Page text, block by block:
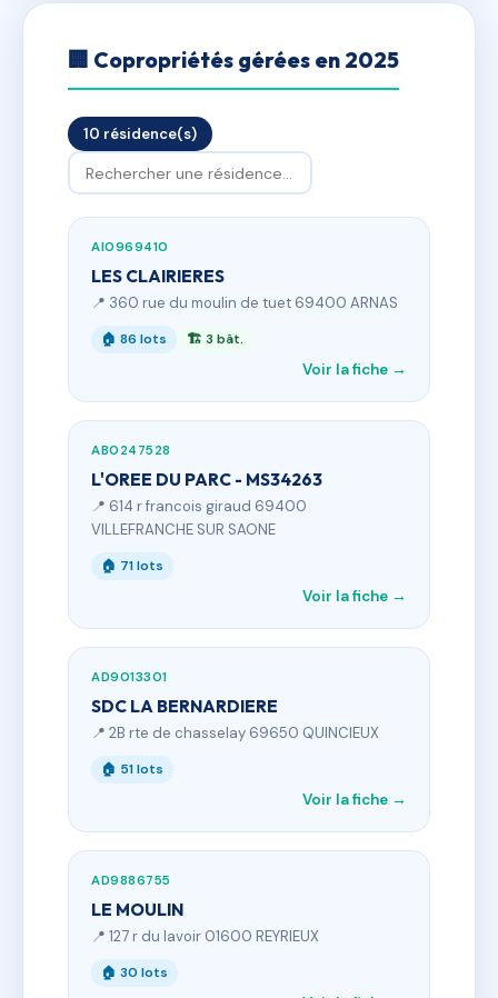
🏢 Copropriétés gérées en 2025
10 résidence(s)
AI0969410
LES CLAIRIERES
📍 360 rue du moulin de tuet 69400 ARNAS
🏠 86 lots 🏗 3 bât.
Voir la fiche →
AB0247528
L'OREE DU PARC - MS34263
📍 614 r francois giraud 69400
VILLEFRANCHE SUR SAONE
🏠 71 lots
Voir la fiche →
AD9013301
SDC LA BERNARDIERE
📍 2B rte de chasselay 69650 QUINCIEUX
🏠 51 lots
Voir la fiche →
AD9886755
LE MOULIN
📍 127 r du lavoir 01600 REYRIEUX
🏠 30 lots